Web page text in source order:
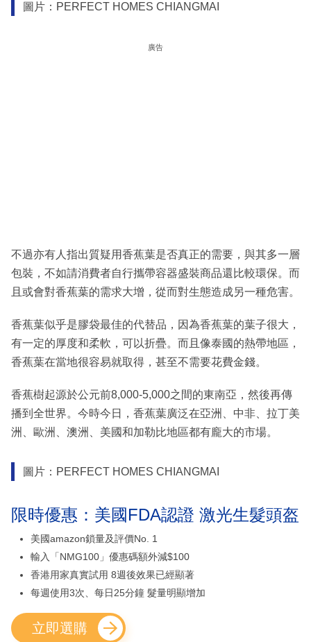
圖片：PERFECT HOMES CHIANGMAI
廣告
不過亦有人指出質疑用香蕉葉是否真正的需要，與其多一層
包裝，不如請消費者自行攜帶容器盛裝商品還比較環保。而
且或會對香蕉葉的需求大增，從而對生態造成另一種危害。
香蕉葉似乎是膠袋最佳的代替品，因為香蕉葉的葉子很大，
有一定的厚度和柔軟，可以折疊。而且像泰國的熱帶地區，
香蕉葉在當地很容易就取得，甚至不需要花費金錢。
香蕉樹起源於公元前8,000-5,000之間的東南亞，然後再傳
播到全世界。今時今日，香蕉葉廣泛在亞洲、中非、拉丁美
洲、歐洲、澳洲、美國和加勒比地區都有龐大的市場。
圖片：PERFECT HOMES CHIANGMAI
限時優惠：美國FDA認證 激光生髮頭盔
美國amazon鎖量及評價No. 1
輸入「NMG100」優惠碼額外減$100
香港用家真實試用 8週後效果已經顯著
每週使用3次、每日25分鐘 髮量明顯增加
立即選購